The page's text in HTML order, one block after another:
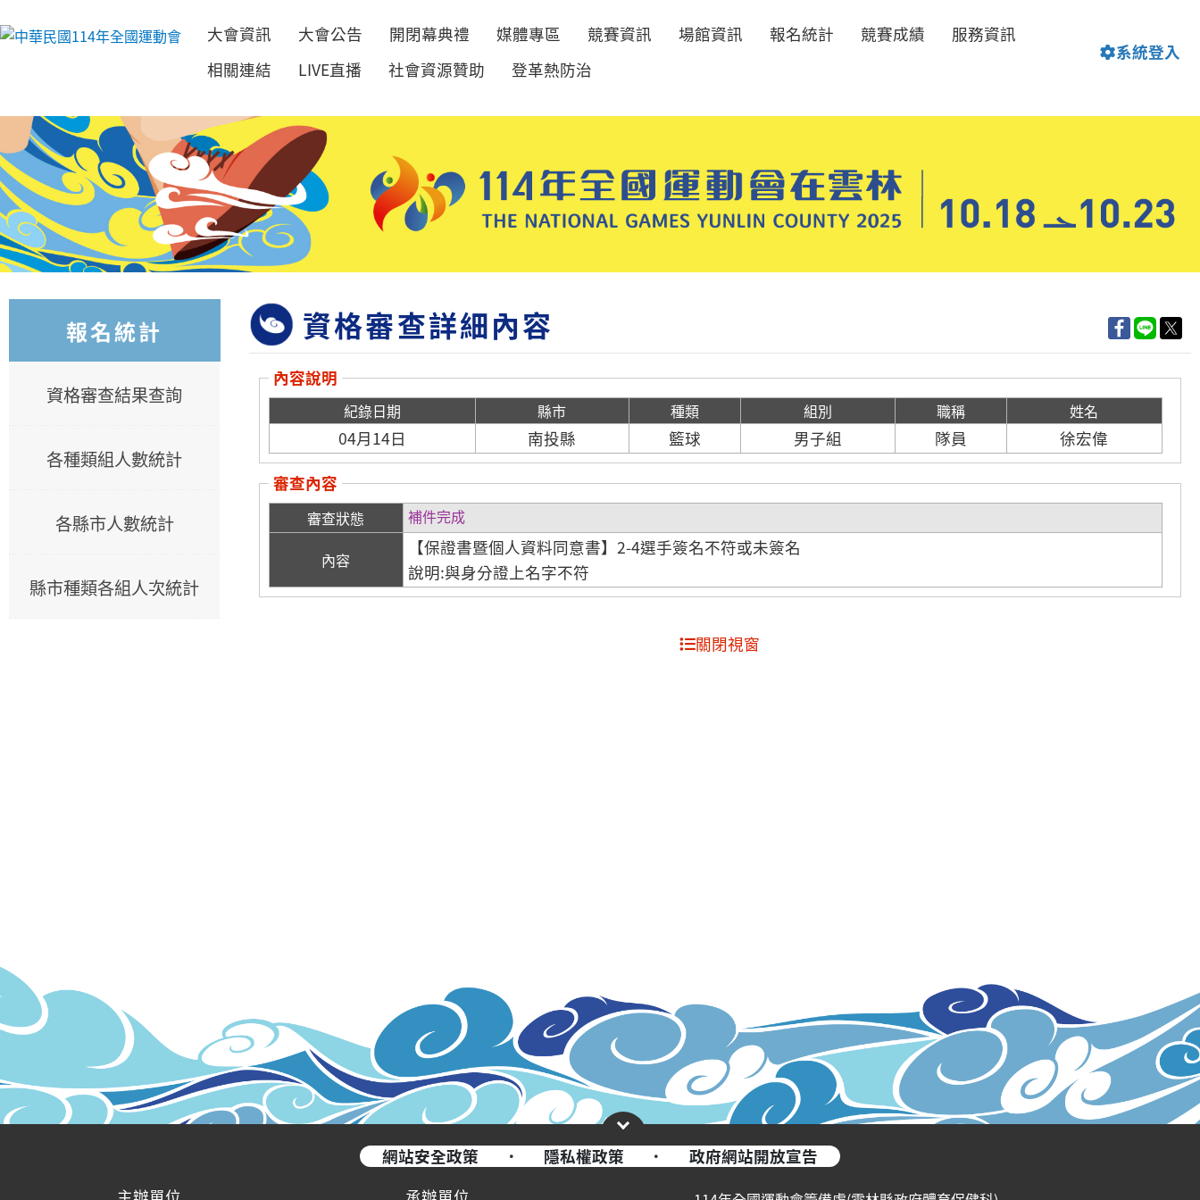
跳到主要內容
大會資訊 大會公告 開閉幕典禮 媒體專區 競賽資訊 場館資訊 報名統計 競賽成績
服務資訊
相關連結
LIVE直播 社會資源贊助 登革熱防治
系統登入
報名統計
資格審查結果查詢
各種類組人數統計
各縣市人數統計
縣市種類各組人次統計
資格審查詳細內容
內容說明
紀錄日期 縣市 種類 組別 職稱 姓名
04月14日 南投縣 籃球 男子組 隊員
徐宏偉
審查內容
審查狀態 補件完成
內容
【保證書暨個人資料同意書】2-4選手簽名不符或未簽名
說明:與身分證上名字不符
關閉視窗
網站安全政策 · 隱私權政策 ·
政府網站開放宣告